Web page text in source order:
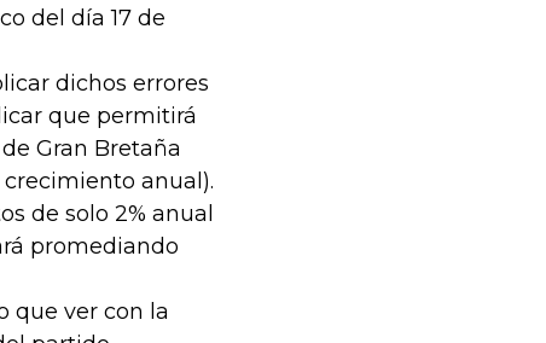
del día 17 de
dichos errores
que permitirá
Gran Bretaña
anual).
de solo 2% anual
promediando
que ver con la